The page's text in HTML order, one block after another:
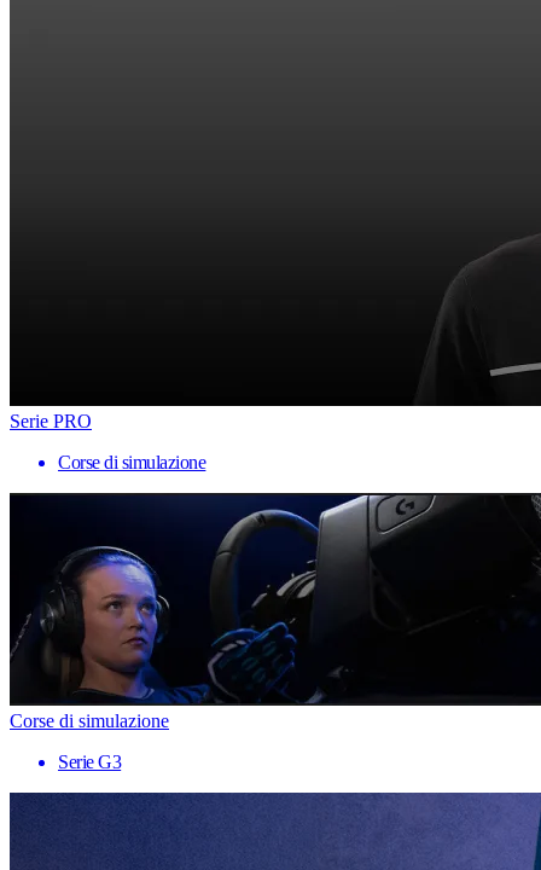
Serie PRO
Corse di simulazione
Corse di simulazione
Serie G3